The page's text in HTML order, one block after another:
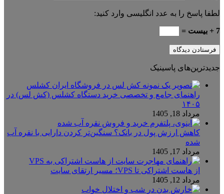
لطفا پاسخ را به عدد انگلیسی وارد کنید:
7 + بیست =
جدیدترین‌های پاسینیک
راهنمای جامع و تخصصی خرید دستگاه کشلس (کش لس) در
۱۴۰۵
مرداد 18, 1405
کاهش ارزش پول در بانک؟ سنگین‌تر کردن دارایی با نقره آب
شده
مرداد 17, 1405
از هاست اشتراکی تا VPS؛ مسیر ارتقای سایت
مرداد 12, 1405